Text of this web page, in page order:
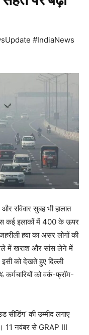
#IndiaNews
रविवार सुबह भी हालात
कई इलाकों में 400 के ऊपर
हवा का असर लोगों की
में खराश और सांस लेने में
को देखते हुए दिल्ली
को वर्क-फ्रॉम-
की उम्मीद लगाए
11 नवंबर से GRAP III